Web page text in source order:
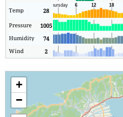
Temp
28
Pressure
1005
Humidity
74
Wind
2
+
−